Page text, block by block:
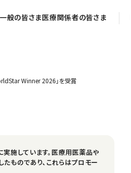
般の皆さま医療関係者の皆さま
Winner 2026」を受賞
施しています。医療用医薬品や
ものであり、これらはプロモー